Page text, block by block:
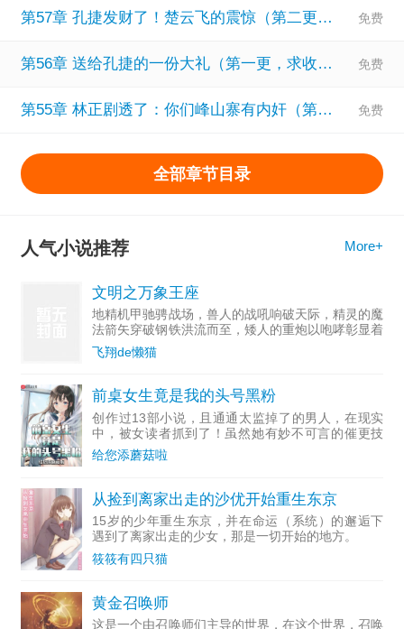
第57章 孔捷发财了！楚云飞的震惊（第二更，求收藏）
第56章 送给孔捷的一份大礼（第一更，求收藏）
第55章 林正剧透了：你们峰山寨有内奸（第六更，求收藏）
全部章节目录
人气小说推荐 More+
文明之万象王座
地精机甲驰骋战场，兽人的战吼响破天际，精灵的魔
法箭矢穿破钢铁洪流而至，矮人的重炮以咆哮彰显着
口径的正义！混乱的战场之上，周绪一身戎装，漠视
着来自于世界之外，以神明自诩的家伙们……“今
飞翔de懒猫
前桌女生竟是我的头号黑粉
创作过13部小说，且通通太监掉了的男人，在现实
中，被女读者抓到了！虽然她有妙不可言的催更技
能，（和惨不忍睹的逼更手段）但普通作者依然只有
0.024%的概率成为职业作家。为这种事儿耽误人
给您添蘑菇啦
从捡到离家出走的沙优开始重生东京
15岁的少年重生东京，并在命运（系统）的邂逅下
遇到了离家出走的少女，那是一切开始的地方。
筱筱有四只猫
黄金召唤师
这是一个由召唤师们主导的世界，在这个世界，召唤